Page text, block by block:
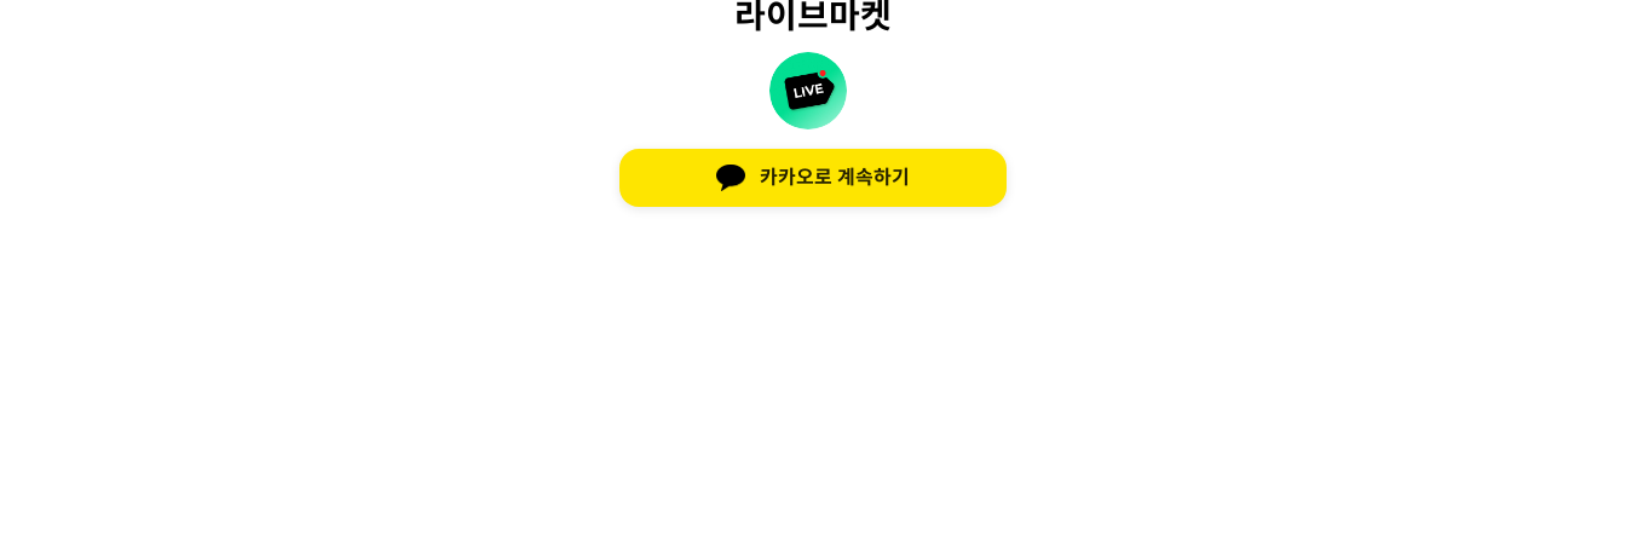
라이브마켓
카카오로 계속하기